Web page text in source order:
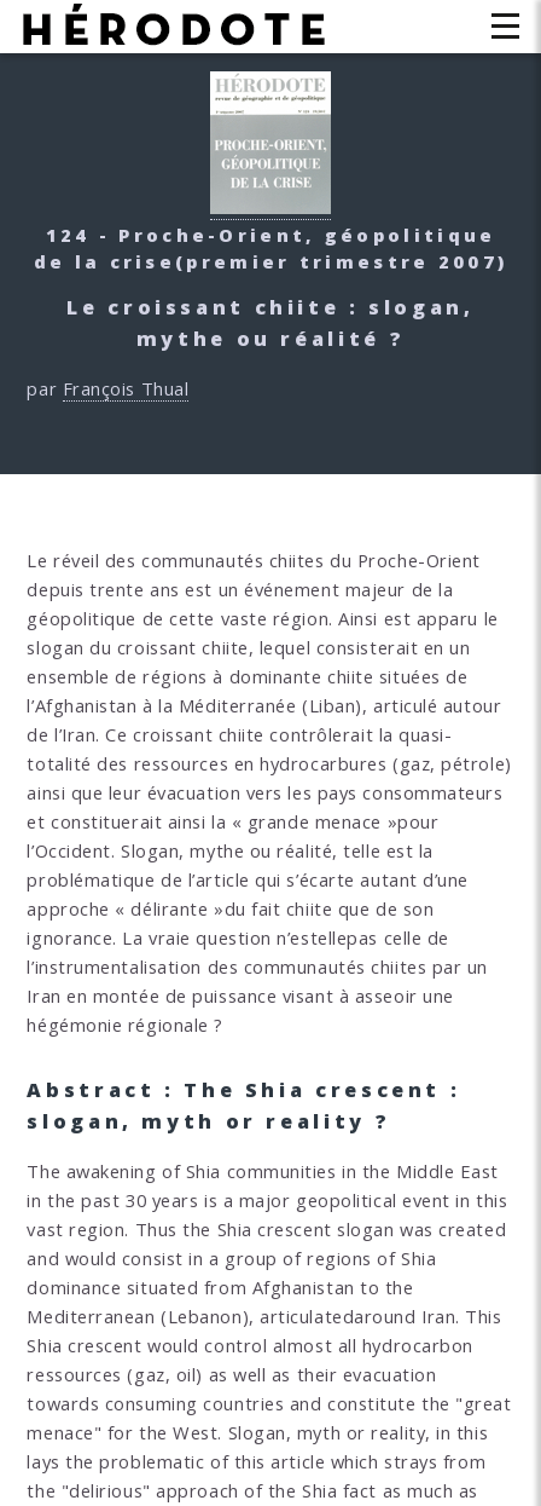
124 - Proche-Orient, géopolitique
de la crise (premier trimestre 2007)
Le croissant chiite : slogan,
mythe ou réalité ?
par François Thual
Le réveil des communautés chiites du Proche-Orient
depuis trente ans est un événement majeur de la
géopolitique de cette vaste région. Ainsi est apparu le
slogan du croissant chiite, lequel consisterait en un
ensemble de régions à dominante chiite situées de
l’Afghanistan à la Méditerranée (Liban), articulé autour
de l’Iran. Ce croissant chiite contrôlerait la quasi-
totalité des ressources en hydrocarbures (gaz, pétrole)
ainsi que leur évacuation vers les pays consommateurs
et constituerait ainsi la « grande menace »pour
l’Occident. Slogan, mythe ou réalité, telle est la
problématique de l’article qui s’écarte autant d’une
approche « délirante »du fait chiite que de son
ignorance. La vraie question n’estellepas celle de
l’instrumentalisation des communautés chiites par un
Iran en montée de puissance visant à asseoir une
hégémonie régionale ?
Abstract : The Shia crescent :
slogan, myth or reality ?
The awakening of Shia communities in the Middle East
in the past 30 years is a major geopolitical event in this
vast region. Thus the Shia crescent slogan was created
and would consist in a group of regions of Shia
dominance situated from Afghanistan to the
Mediterranean (Lebanon), articulatedaround Iran. This
Shia crescent would control almost all hydrocarbon
ressources (gaz, oil) as well as their evacuation
towards consuming countries and constitute the "great
menace" for the West. Slogan, myth or reality, in this
lays the problematic of this article which strays from
the "delirious" approach of the Shia fact as much as